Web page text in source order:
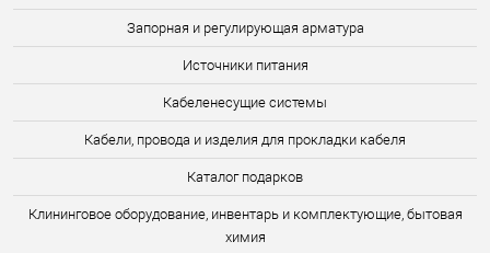
Запорная и регулирующая арматура
Источники питания
Кабеленесущие системы
Кабели, провода и изделия для прокладки кабеля
Каталог подарков
Клининговое оборудование, инвентарь и комплектующие, бытовая
химия